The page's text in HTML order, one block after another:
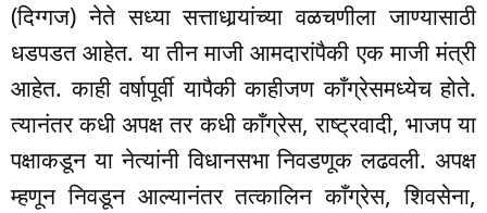
(दिग्गज) नेते सध्या सत्ताधार्‍यांच्या वळचणीला जाण्यासाठी
धडपडत आहेत. या तीन माजी आमदारांपैकी एक माजी मंत्री
आहेत. काही वर्षापूर्वी यापैकी काहीजण काँग्रेसमध्येच होते.
त्यानंतर कधी अपक्ष तर कधी काँग्रेस, राष्ट्रवादी, भाजप या
पक्षाकडून या नेत्यांनी विधानसभा निवडणूक लढवली. अपक्ष
म्हणून निवडून आल्यानंतर तत्कालिन काँग्रेस, शिवसेना,